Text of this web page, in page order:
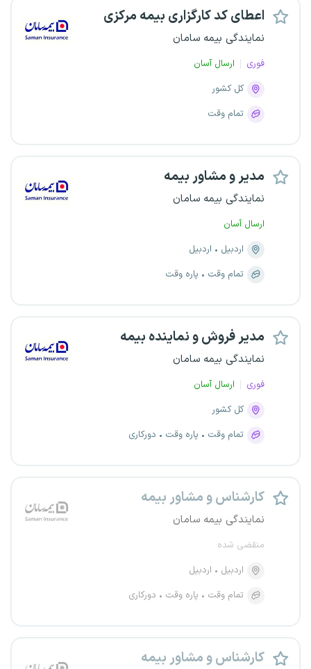
اعطای کد کارگزاری بیمه مرکزی
نمایندگی بیمه سامان
فوری
ارسال آسان
کل کشور
تمام وقت
مدیر و مشاور بیمه
نمایندگی بیمه سامان
ارسال آسان
اردبیل
اردبیل
تمام وقت
پاره وقت
مدیر فروش و نماینده بیمه
نمایندگی بیمه سامان
فوری
ارسال آسان
کل کشور
تمام وقت
پاره وقت دورکاری
کارشناس و مشاور بیمه
نمایندگی بیمه سامان
منقضی شده
اردبیل
اردبیل
تمام وقت
پاره وقت دورکاری
کارشناس و مشاور بیمه